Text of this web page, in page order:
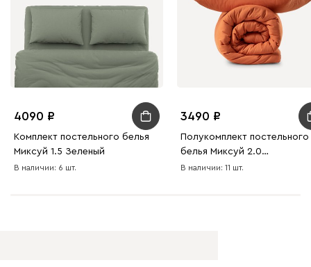
4090
Комплект постельного белья
Миксуй 1.5 Зеленый
В наличии: 6 шт.
3490
Полукомплект постельного
белья Миксуй 2.0
Терракотовый
В наличии: 11 шт.